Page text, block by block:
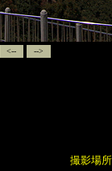
<-- -->
撮影場所